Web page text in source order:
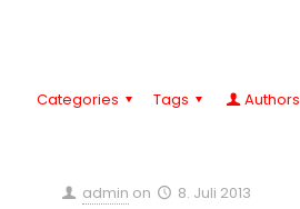
Categories Tags Authors
admin on
8. Juli 2013